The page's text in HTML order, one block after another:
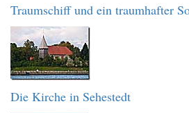
Traumschiff und ein traumhafter
Die Kirche in Sehestedt